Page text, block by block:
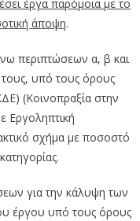
έργα παρόμοια με το
άποψη.
περιπτώσεων α, β και
υπό τους όρους
(Κοινοπραξία στην
Εργοληπτική
σχήμα με ποσοστό
για την κάλυψη των
έργου υπό τους όρους